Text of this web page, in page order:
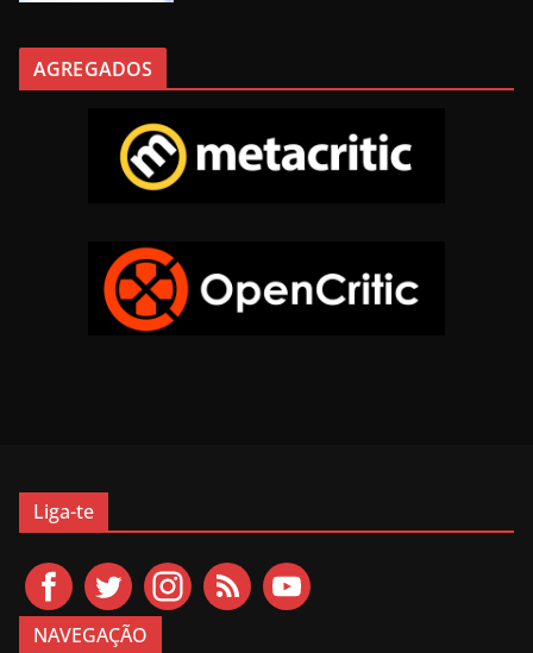
AGREGADOS
Liga-te
NAVEGAÇÃO